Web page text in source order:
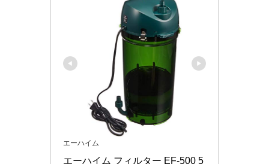
エーハイム
エーハイム フィルター EF-500 5